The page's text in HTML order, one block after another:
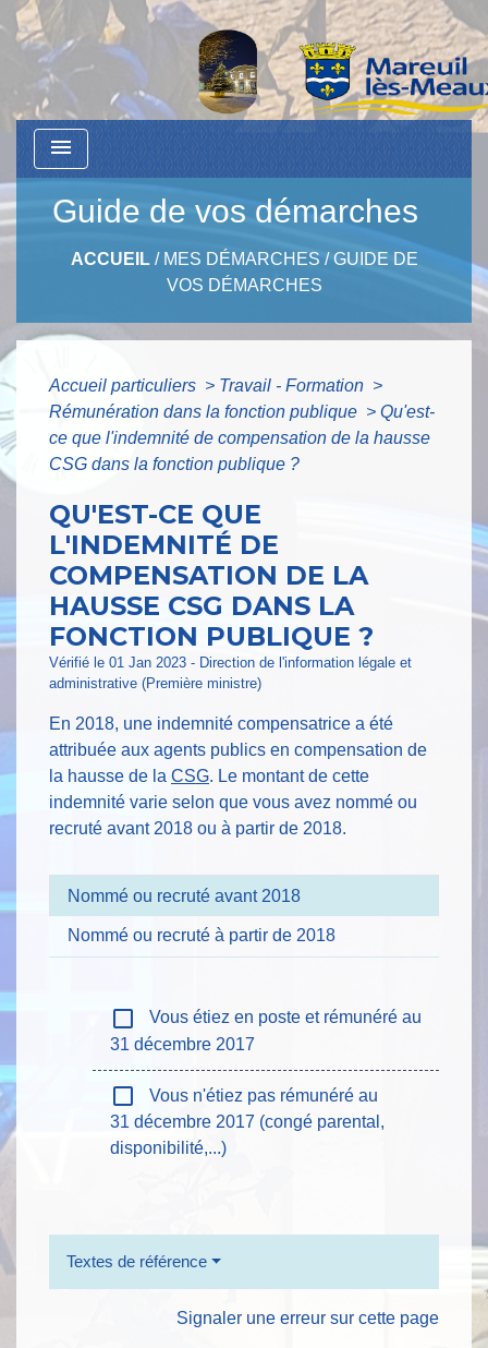
menu
Guide de vos démarches
ACCUEIL/ MES DÉMARCHES /GUIDE DE
VOS DÉMARCHES
Accueil particuliers > Travail - Formation >
Rémunération dans la fonction publique > Qu'est-
ce que l'indemnité de compensation de la hausse
CSG dans la fonction publique ?
QU'EST-CE QUE
L'INDEMNITÉ DE
COMPENSATION DE LA
HAUSSE CSG DANS LA
FONCTION PUBLIQUE ?
Vérifié le 01 Jan 2023 - Direction de l'information légale et
administrative (Première ministre)
En 2018, une indemnité compensatrice a été
attribuée aux agents publics en compensation de
la hausse de la CSG. Le montant de cette
indemnité varie selon que vous avez nommé ou
recruté avant 2018 ou à partir de 2018.
Nommé ou recruté avant 2018
Nommé ou recruté à partir de 2018
check_box_outline_blank
Vous étiez en poste et rémunéré au
31 décembre 2017
check_box_outline_blank
Vous n'étiez pas rémunéré au
31 décembre 2017 (congé parental,
disponibilité,...)
Textes de référence
Signaler une erreur sur cette page